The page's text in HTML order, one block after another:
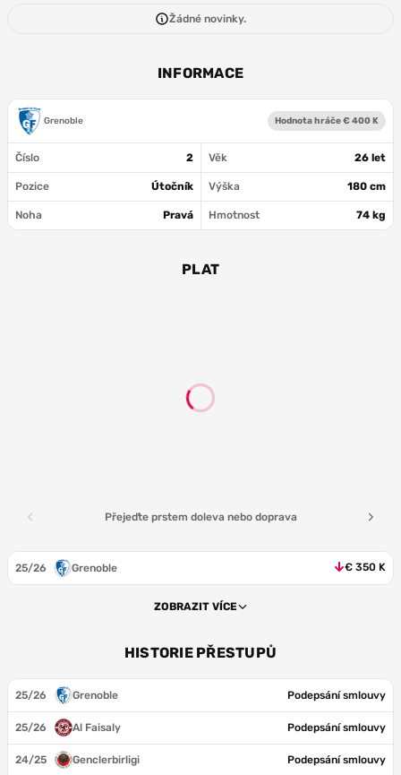
Žádné novinky.
INFORMACE
Grenoble Hodnota hráče € 400 K
Číslo 2 Věk 26 let
Pozice Útočník Výška 180 cm
Noha Pravá Hmotnost 74 kg
PLAT
Přejeďte prstem doleva nebo doprava
25/26 Grenoble € 350 K
ZOBRAZIT VÍCE
HISTORIE PŘESTUPŮ
25/26 Grenoble Podepsání smlouvy
25/26 Al Faisaly Podepsání smlouvy
24/25 Genclerbirligi Podepsání smlouvy